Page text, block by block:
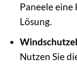
Paneele
Lösung.
Nutzen Sie